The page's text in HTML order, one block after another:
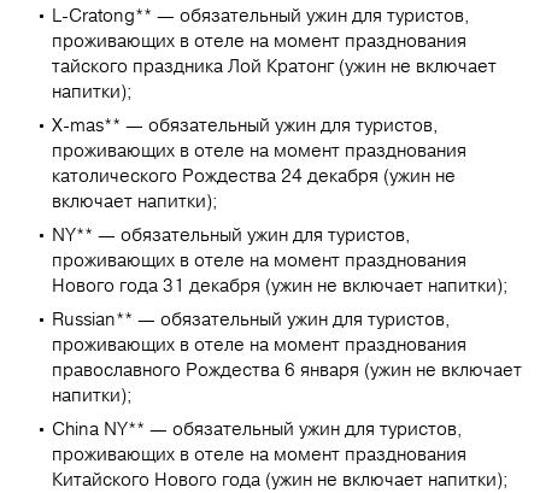
L-Cratong** — обязательный ужин для туристов,
проживающих в отеле на момент празднования
тайского праздника Лой Кратонг (ужин не включает
напитки);
X-mas** — обязательный ужин для туристов,
проживающих в отеле на момент празднования
католического Рождества 24 декабря (ужин не
включает напитки);
NY** — обязательный ужин для туристов,
проживающих в отеле на момент празднования
Нового года 31 декабря (ужин не включает напитки);
Russian** — обязательный ужин для туристов,
проживающих в отеле на момент празднования
православного Рождества 6 января (ужин не включает
напитки);
China NY** — обязательный ужин для туристов,
проживающих в отеле на момент празднования
Китайского Нового года (ужин не включает напитки);